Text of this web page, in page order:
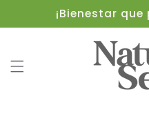
directamente
al contenido
¡Bienestar